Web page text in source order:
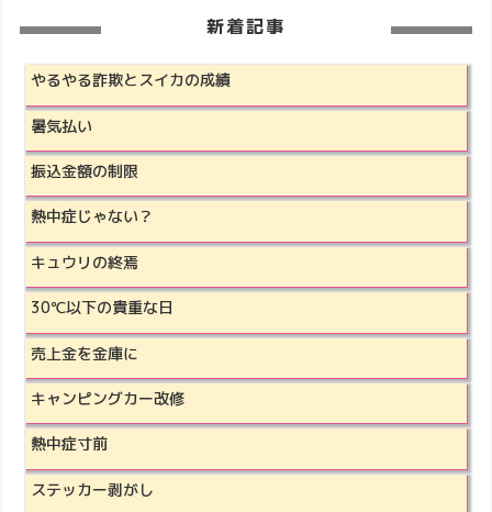
新着記事
やるやる詐欺とスイカの成績
暑気払い
振込金額の制限
熱中症じゃない？
キュウリの終焉
30℃以下の貴重な日
売上金を金庫に
キャンピングカー改修
熱中症寸前
ステッカー剥がし